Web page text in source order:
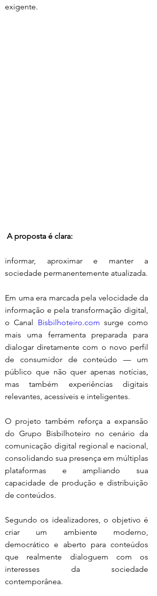
exigente.
A proposta é clara:
informar, aproximar e manter a
sociedade permanentemente atualizada.
Em uma era marcada pela velocidade da
informação e pela transformação digital,
o Canal Bisbilhoteiro.com surge como
mais uma ferramenta preparada para
dialogar diretamente com o novo perfil
de consumidor de conteúdo — um
público que não quer apenas notícias,
mas também experiências digitais
relevantes, acessíveis e inteligentes.
O projeto também reforça a expansão
do Grupo Bisbilhoteiro no cenário da
comunicação digital regional e nacional,
consolidando sua presença em múltiplas
plataformas e ampliando sua
capacidade de produção e distribuição
de conteúdos.
Segundo os idealizadores, o objetivo é
criar um ambiente moderno,
democrático e aberto para conteúdos
que realmente dialoguem com os
interesses da sociedade
contemporânea.